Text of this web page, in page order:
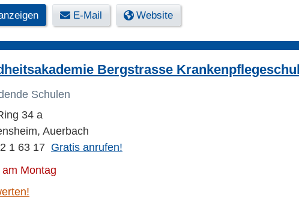
E-Mail Website
Bergstrasse
Schulen
34 a
Auerbach
1 63 17 Gratis anrufen!
Montag